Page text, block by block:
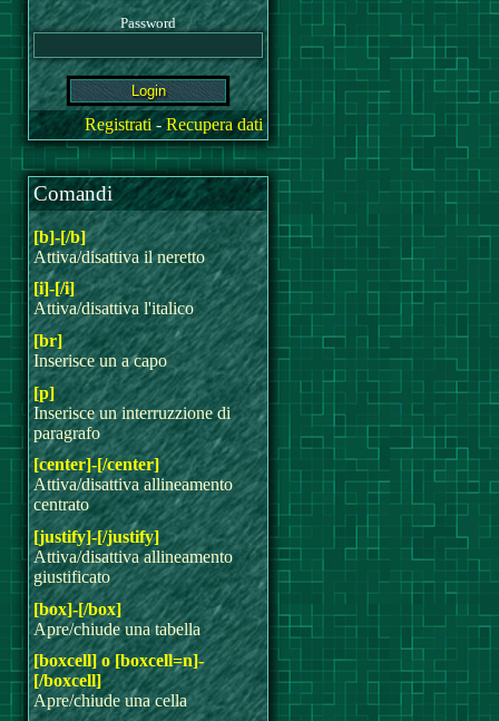
Password
Registrati-Recupera dati
Comandi
[b]-[/b]
Attiva/disattiva il neretto
[i]-[/i]
Attiva/disattiva l'italico
[br]
Inserisce un a capo
[p]
Inserisce un interruzzione di
paragrafo
[center]-[/center]
Attiva/disattiva allineamento
centrato
[justify]-[/justify]
Attiva/disattiva allineamento
giustificato
[box]-[/box]
Apre/chiude una tabella
[boxcell] o [boxcell=n]-
[/boxcell]
Apre/chiude una cella